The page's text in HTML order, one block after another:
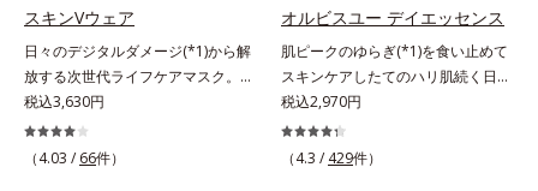
こやかに整え、うるおいを蓄える肌
とで、あとのオールインワンクリー
ムの肌なじみを高め、うるおいとツ
ヤのある肌を叶えます。*1 肌にハ
リを与え若々しい印象*2 スクワラ
ン、トリ（カプリル酸／カプリン
り、水でも油でも実現できなかっ
ない”、相反する2つの感触の両立に
成功。ごわつく年齢肌を柔肌に整
え、未体験の肌感触を叶えます。*1
保湿*2 年齢に応じたお手入れ *3
D.N.A.＝Daily New Approach*4
スキンVウェア
日々のデジタルダメージ(*1)から解
放する次世代ライフケアマスク。手
放せない存在となったPCやスマー
トフォンなどのデジタルデバイス。
現代人のライフスタイルでは、1日
税込3,630円
（4.03 / 66件）
オルビスユー デイエッセンス
肌ピークのゆらぎ(*1)を食い止めて
スキンケアしたてのハリ肌続く日中
用美容液。起床直後にピークを迎
え、夕方から夜にかけて徐々にダウ
ンするハリのバイオリズムに着目し
税込2,970円
（4.3 / 429件）